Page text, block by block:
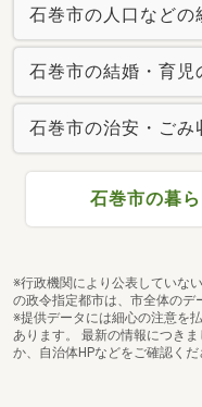
石巻市の人口などの
石巻市の結婚・育児
石巻市の治安・ごみ
石巻市の暮
※行政機関により公表していな
の政令指定都市は、市全体のデ
※提供データには細心の注意を
あります。 最新の情報につき
か、自治体HPなどをご確認くだ